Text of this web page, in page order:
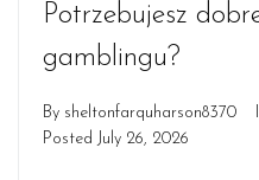
Potrzebujesz
gamblingu?
By sheltonfarquharson8370
Posted July 26, 2026